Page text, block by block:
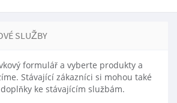
SLUŽBY
formulář a vyberte produkty a
Stávající zákazníci si mohou také
ke stávajícím službám.